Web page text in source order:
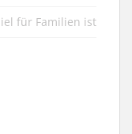
für Familien ist